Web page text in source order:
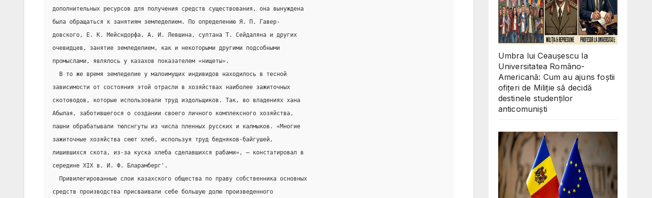
дополнительных ресурсов для получения средств существования, она вынуждена
была обращаться к занятиям земледелием. По определению Я. П. Гавер-
довского, Е. К. Мейсндорфа, А. И. Левшина, султана Т. Сейдаляна и других
очевидцев, занятие земледелием, как и некоторыми другими подсобными
промыслами, являлось у казахов показателем «нищеты».
  В то же время земледелие у малоимущих индивидов находилось в тесной
зависимости от состояния этой отрасли в хозяйствах наиболее зажиточных
скотоводов, которые использовали труд издольщиков. Так, во владениях хана
Абылая, заботившегося о создании своего личного комплексного хозяйства,
пашни обрабатывали тюлснгуты из числа пленных русских и калмыков. «Многие
зажиточные хозяйства сеют хлеб, используя труд бедняков-байгушей,
лишившихся скота, из-за куска хлеба сделавшихся рабами», — констатировал в
середине XIX в. И. Ф. Бларамберг'.
  Привилегированные слои казахского общества по праву собственника основных
средств производства присваивали себе большую долю произведенного
Umbra lui Ceaușescu la
Universitatea Româno-
Americană: Cum au ajuns foștii
ofițeri de Miliție să decidă
destinele studenților
anticomuniști